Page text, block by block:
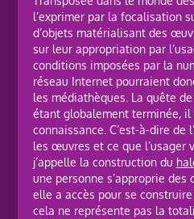
l’exprimer par la focalisation
d’objets matérialisant des
sur leur appropriation par
conditions imposées par la
réseau Internet pourraient
les médiathèques. La quête
étant globalement terminée, il
connaissance. C’est-à-dire de
les œuvres et ce que l’usager
j’appelle la construction du
une personne s’approprie
elle a accès pour se
cela ne représente pas la